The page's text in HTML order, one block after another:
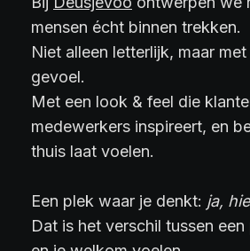
mensen écht binnen trekken.
Niet alleen letterlijk, maar
gevoel.
Met een look & feel die
medewerkers inspireert, en
thuis laat voelen.
Een plek waar je denkt: ja,
Dat is het verschil tussen